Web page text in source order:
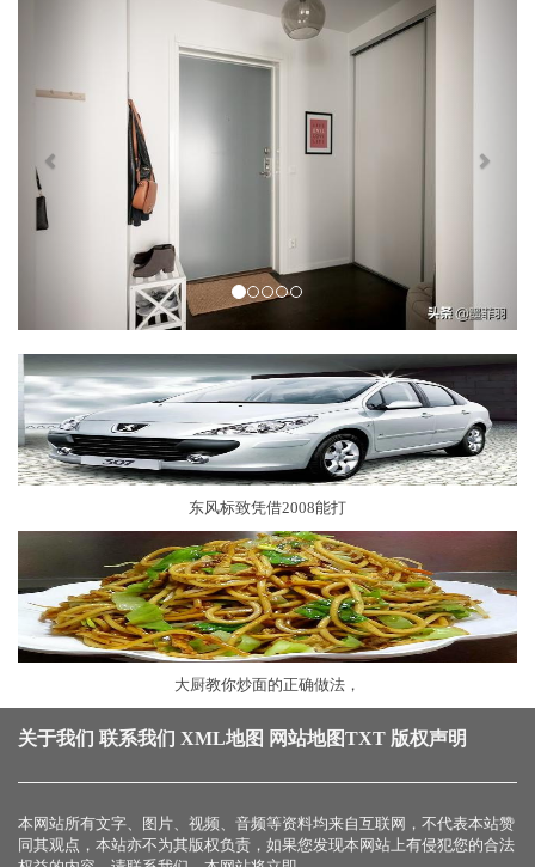
东风标致凭借2008能打
大厨教你炒面的正确做法，
关于我们 联系我们 XML地图 网站地图TXT 版权声明
本网站所有文字、图片、视频、音频等资料均来自互联网，不代表本站赞
同其观点，本站亦不为其版权负责，如果您发现本网站上有侵犯您的合法